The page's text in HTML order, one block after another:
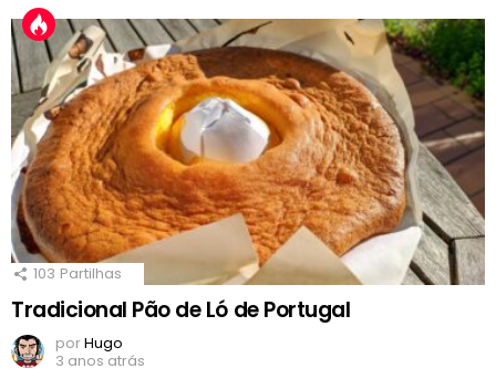
103 Partilhas
Tradicional Pão de Ló de Portugal
porHugo
3 anos atrás